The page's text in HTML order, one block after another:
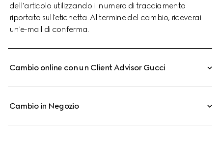
dell'articolo utilizzando il numero di tracciamento
riportato sull'etichetta. Al termine del cambio, riceverai
un'e-mail di conferma.
Cambio online con un Client Advisor Gucci
Cambio in Negozio